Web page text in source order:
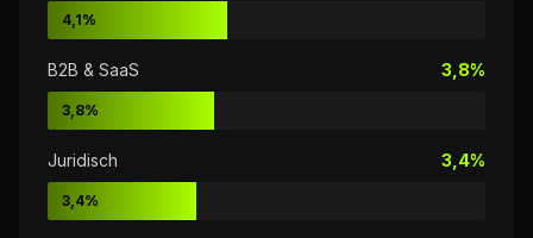
4,1%
B2B & SaaS 3,8%
3,8%
Juridisch 3,4%
3,4%